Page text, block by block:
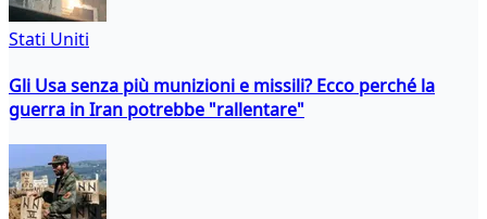
Stati Uniti
Gli Usa senza più munizioni e missili? Ecco perché la
guerra in Iran potrebbe "rallentare"